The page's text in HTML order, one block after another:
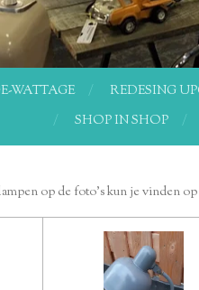
WATTAGE REDESING
SHOP IN SHOP
op de foto's kun je vinden